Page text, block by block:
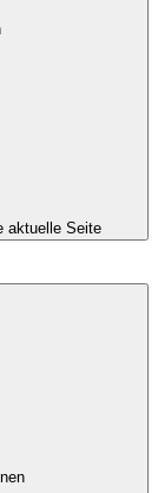
aktuelle Seite